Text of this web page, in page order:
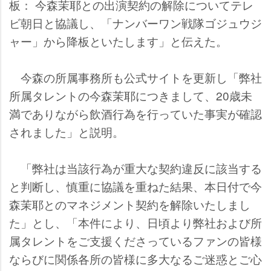
板： 今森茉耶との出演契約の解除についてテレ
ビ朝日と協議し、「ナンバーワン戦隊ゴジュウジ
ャー」から降板といたします」と伝えた。
今森の所属事務所も公式サイトを更新し「弊社
所属タレントの今森茉耶につきまして、20歳未
満でありながら飲酒行為を行っていた事実が確認
されました」と説明。
「弊社は当該行為が重大な契約違反に該当する
と判断し、慎重に協議を重ねた結果、本日付で今
森茉耶とのマネジメント契約を解除いたしまし
た」とし、「本件により、日頃より弊社および所
属タレントをご支援くださっているファンの皆様
ならびに関係各所の皆様に多大なるご迷惑とご心